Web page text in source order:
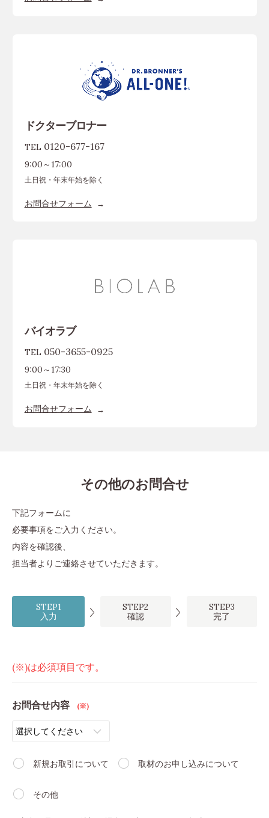
ドクターブロナー
TEL 0120-677-167
9:00～17:00
土日祝・年末年始を除く
お問合せフォーム
バイオラブ
TEL 050-3655-0925
9:00～17:30
土日祝・年末年始を除く
お問合せフォーム
その他のお問合せ
下記フォームに
必要事項をご入力ください。
内容を確認後、
担当者よりご連絡させていただきます。
STEP1
入力
STEP2
確認
STEP3
完了
(※)は必須項目です。
お問合せ内容 (※)
新規お取引について 取材のお申し込みについて
その他